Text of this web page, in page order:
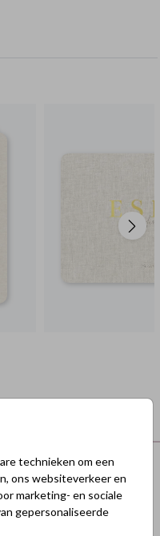
technieken om een
ons websiteverkeer en
marketing- en sociale
gepersonaliseerde